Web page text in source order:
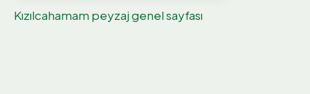
Kızılcahamam peyzaj genel sayfası